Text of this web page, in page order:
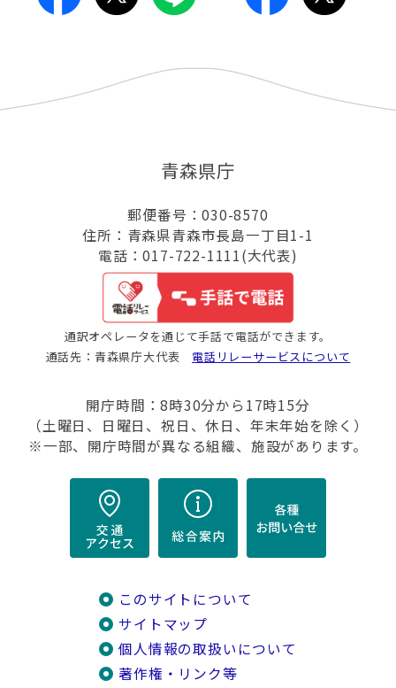
青森県庁
郵便番号：030-8570
住所：青森県青森市長島一丁目1-1
電話：017-722-1111(大代表)
通訳オペレータを通じて手話で電話ができます。
通話先：青森県庁大代表 電話リレーサービスについて
開庁時間：8時30分から17時15分
（土曜日、日曜日、祝日、休日、年末年始を除く）
※一部、開庁時間が異なる組織、施設があります。
このサイトについて
サイトマップ
個人情報の取扱いについて
著作権・リンク等